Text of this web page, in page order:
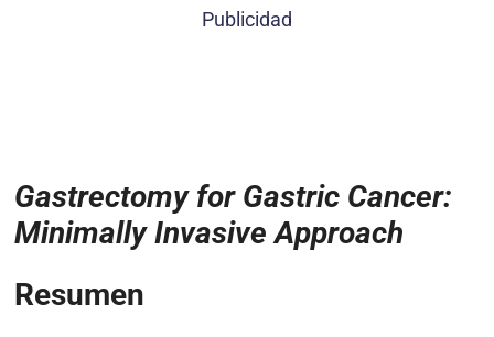
Publicidad
Gastrectomy for Gastric Cancer:
Minimally Invasive Approach
Resumen